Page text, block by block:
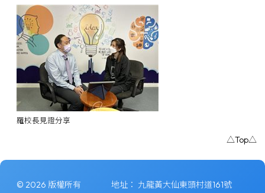
羅校長見證分享
△Top△
© 2026 版權所有 地址： 九龍黃大仙東頭村道161號